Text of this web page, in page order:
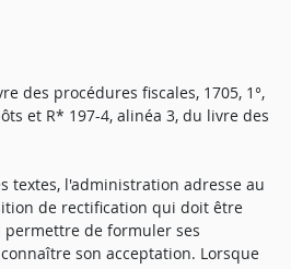
des procédures fiscales, 1705, 1°,
et R* 197-4, alinéa 3, du livre des
textes, l'administration adresse au
de rectification qui doit être
de formuler ses
son acceptation. Lorsque